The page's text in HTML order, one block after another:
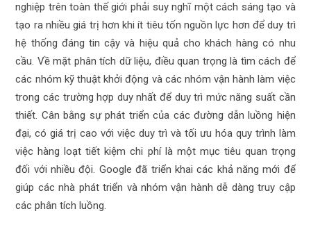
nghiệp trên toàn thế giới phải suy nghĩ một cách sáng tạo và
tạo ra nhiều giá trị hơn khi ít tiêu tốn nguồn lực hơn để duy trì
hệ thống đáng tin cậy và hiệu quả cho khách hàng có nhu
cầu. Về mặt phân tích dữ liệu, điều quan trọng là tìm cách để
các nhóm kỹ thuật khởi động và các nhóm vận hành làm việc
trong các trường hợp duy nhất để duy trì mức năng suất cần
thiết. Cân bằng sự phát triển của các đường dẫn luồng hiện
đại, có giá trị cao với việc duy trì và tối ưu hóa quy trình làm
việc hàng loạt tiết kiệm chi phí là một mục tiêu quan trọng
đối với nhiều đội. Google đã triển khai các khả năng mới để
giúp các nhà phát triển và nhóm vận hành dễ dàng truy cập
các phân tích luồng.